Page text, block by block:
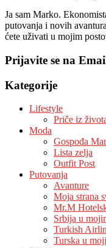
Ja sam Marko.
putovanja i novih
ćete uživati u mojim
Prijavite se na
Kategorije
Lifestyle
Priče iz
Moda
Gospođa
Lista zelja
Outfit Post
Putovanja
Avanture
Moja strana
Mr.M
Srbija u
Turkish
Turska u